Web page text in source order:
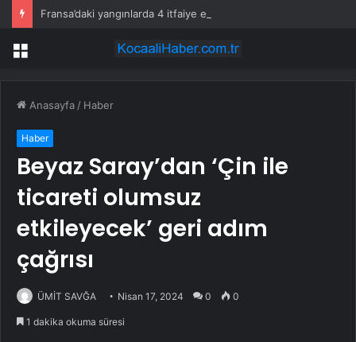
Fransa’daki yangınlarda 4 itfaiye eri hayatını kaybetti
Menü
Anasayfa / Haber
Haber
Beyaz Saray’dan ‘Çin ile
ticareti olumsuz
etkileyecek’ geri adım
çağrısı
ÜMİT SAVĞA Nisan 17, 2024 0 0
1 dakika okuma süresi